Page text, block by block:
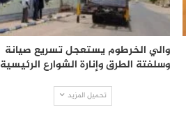
والي الخرطوم يستعجل تسريع صيانة
وسلفتة الطرق وإنارة الشوارع الرئيسية
تحميل المزيد